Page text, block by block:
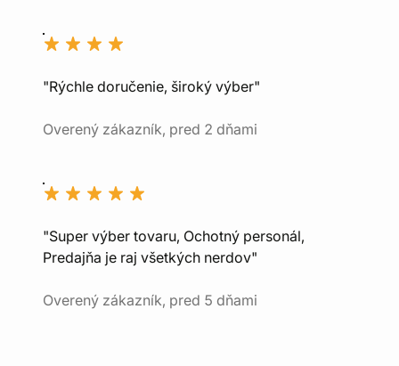
"Rýchle doručenie, široký výber"
Overený zákazník, pred 2 dňami
"Super výber tovaru, Ochotný personál,
Predajňa je raj všetkých nerdov"
Overený zákazník, pred 5 dňami